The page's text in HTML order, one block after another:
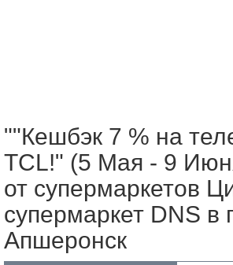
""Кешбэк 7 % на
TCL!" (5 Мая - 9
от супермаркетов
супермаркет DNS в
Апшеронск